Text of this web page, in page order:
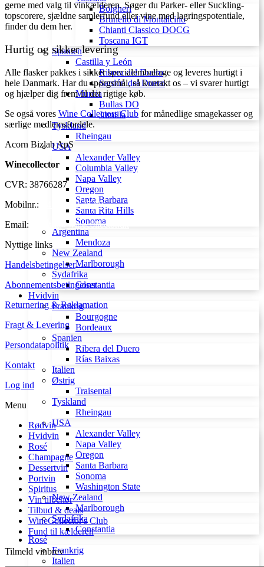
Bolgheri
Brunello di Montalcino
Chianti Classico DOCG
Toscana IGT
Spanien
Castilla y León
Ribera del Duero
Sardón del Duero
Murcia
Bullas DO
Jumilla
Tyskland
Rheingau
USA
Alexander Valley
Columbia Valley
Napa Valley
Oregon
Santa Barbara
Santa Rita Hills
Sonoma
Argentina
Mendoza
New Zealand
Marlborough
Sydafrika
Constantia
Hvidvin
Frankrig
Bourgogne
Bordeaux
Spanien
Ribera del Duero
Rías Baixas
Italien
Østrig
Traisental
Tyskland
Rheingau
USA
Alexander Valley
Napa Valley
Oregon
Santa Barbara
Sonoma
Washington State
New Zealand
Marlborough
Sydafrika
Constantia
Rosé
Frankrig
Italien
gerne med valg til vinkælderen. Søger du Parker- eller Suckling-
topscorere, sjældne samlerfund eller vine med lagringspotentiale,
finder du dem her.
Hurtig og sikker levering
Alle flasker pakkes i sikker specialemballage og leveres hurtigt i
hele Danmark. Har du spørgsmål, så kontakt os – vi svarer hurtigt
og hjælper dig frem til det rigtige køb.
Se også vores Wine Collectors Club for månedlige smagekasser og
særlige medlemsfordele.
Acorn Bizlab ApS
Winecollector
CVR: 38766287
Mobilnr.:
+45 42 60 35 80
Email:
kontakt@winecollector.dk
Nyttige links
Handelsbetingelser
Abonnementsbetingelser
Returnering & Reklamation
Fragt & Levering
Persondatapolitik
Kontakt
Log ind
Menu
Rødvin
Hvidvin
Rosé
Champagne
Dessertvin
Portvin
Spiritus
Vin tilbehør
Tilbud & deals
WineCollector's Club
Fund til kælderen
Tilmeld vinbrev